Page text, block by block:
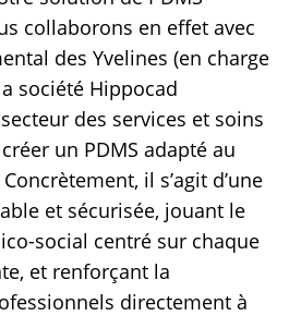
collaborons en effet avec
des Yvelines (en charge
société Hippocad
des services et soins
un PDMS adapté au
il s’agit d’une
et sécurisée, jouant le
social centré sur chaque
et renforçant la
directement à